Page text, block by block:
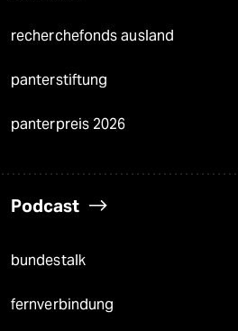
recherchefonds ausland
panterstiftung
panterpreis 2026
Podcast
bundestalk
fernverbindung